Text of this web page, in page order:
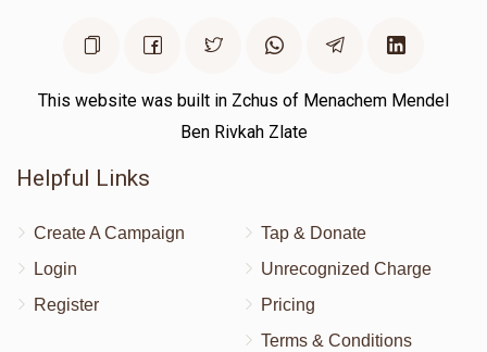
This website was built in Zchus of Menachem Mendel
Ben Rivkah Zlate
Helpful Links
Create A Campaign
Login
Register
Tap & Donate
Unrecognized Charge
Pricing
Terms & Conditions